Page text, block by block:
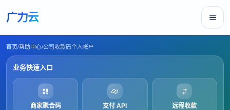
广力云
首页/帮助中心/公司收款码个人帐户
业务快速入口
商家聚合码 支付 API 远程收款